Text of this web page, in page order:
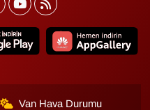
Van Hava Durumu